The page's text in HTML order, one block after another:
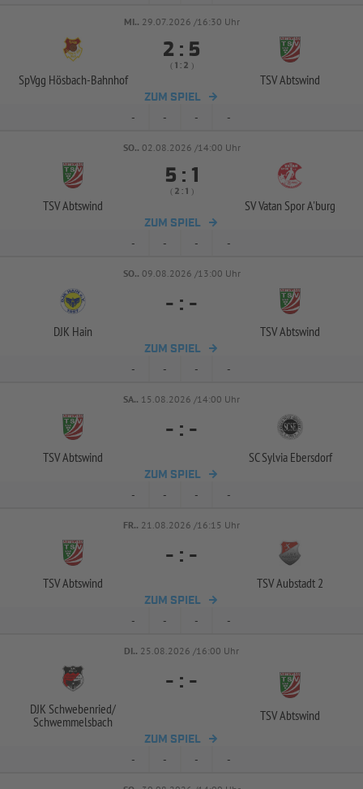
MI.. 29.07.2026 /16:30 Uhr
SpVgg Hösbach-Bahnhof
 : 
(  :  )
TSV Abtswind
ZUM SPIEL
- - - -
SO.. 02.08.2026 /14:00 Uhr
TSV Abtswind
 : 
(  :  )
SV Vatan Spor A'burg
ZUM SPIEL
- - - -
SO.. 09.08.2026 /13:00 Uhr
DJK Hain
- : -
TSV Abtswind
ZUM SPIEL
- - - -
SA.. 15.08.2026 /14:00 Uhr
TSV Abtswind
- : -
SC Sylvia Ebersdorf
ZUM SPIEL
- - - -
FR.. 21.08.2026 /16:15 Uhr
TSV Abtswind
- : -
TSV Aubstadt 2
ZUM SPIEL
- - - -
DI.. 25.08.2026 /16:00 Uhr
DJK Schwebenried/
Schwemmelsbach
- : -
TSV Abtswind
ZUM SPIEL
- - - -